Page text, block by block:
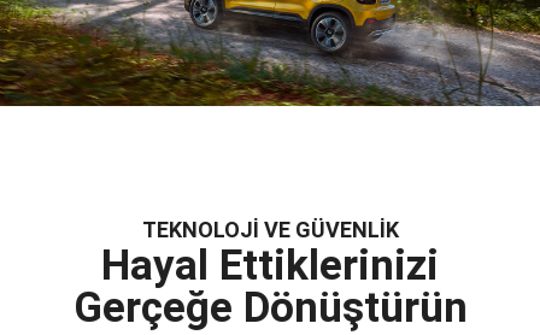
TEKNOLOJİ VE GÜVENLİK
Hayal Ettiklerinizi
Gerçeğe Dönüştürün